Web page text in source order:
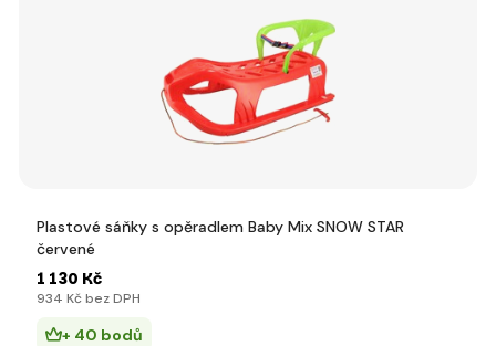
Plastové sáňky s opěradlem Baby Mix SNOW STAR
červené
1 130 Kč
934 Kč bez DPH
+ 40 bodů